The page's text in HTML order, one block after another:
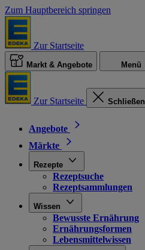
Zum Hauptbereich springen
Zur Startseite
Markt & Angebote Menü
Zur Startseite Schließen
Angebote
Märkte
Rezepte
Rezeptsuche
Rezeptsammlungen
Wissen
Bewusste Ernährung
Ernährungsformen
Lebensmittelwissen